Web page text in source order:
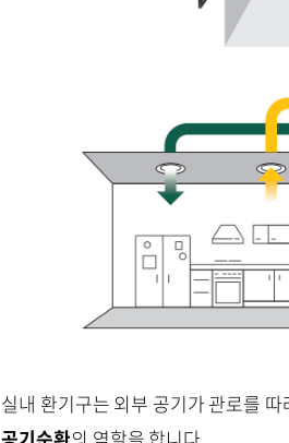
실내 환기구는 외부 공기가 관로를